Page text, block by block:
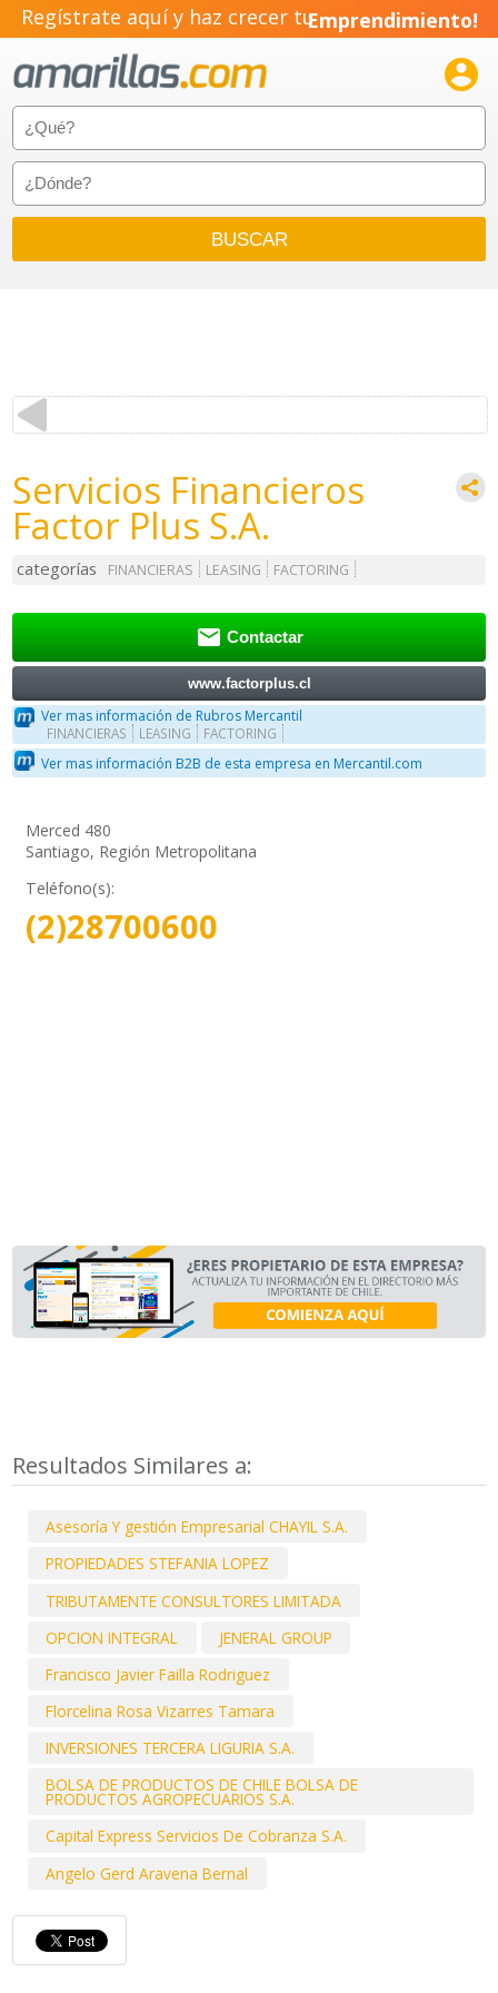
Regístrate aquí y haz crecer tuEmprendimiento!

Servicios Financieros
Factor Plus S.A.
categorías FINANCIERAS LEASING FACTORING
 Contactar
www.factorplus.cl
Ver mas información de Rubros Mercantil
FINANCIERAS LEASING FACTORING
Ver mas información B2B de esta empresa en Mercantil.com
Merced 480
Santiago, Región Metropolitana
Teléfono(s):
(2)28700600
Resultados Similares a:
Asesoría Y gestión Empresarial CHAYIL S.A.
PROPIEDADES STEFANIA LOPEZ
TRIBUTAMENTE CONSULTORES LIMITADA
OPCION INTEGRAL
JENERAL GROUP
Francisco Javier Failla Rodriguez
Florcelina Rosa Vizarres Tamara
INVERSIONES TERCERA LIGURIA S.A.
BOLSA DE PRODUCTOS DE CHILE BOLSA DE
PRODUCTOS AGROPECUARIOS S.A.
Capital Express Servicios De Cobranza S.A.
Angelo Gerd Aravena Bernal